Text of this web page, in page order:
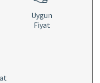
Uygun
Fiyat